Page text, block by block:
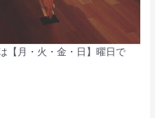
【月・火・金・日】曜日で